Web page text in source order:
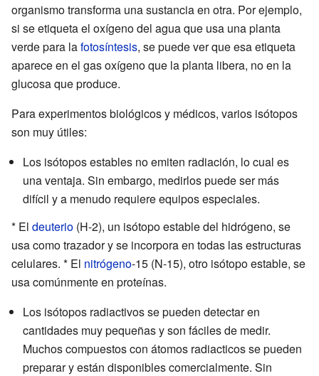
organismo transforma una sustancia en otra. Por ejemplo,
si se etiqueta el oxígeno del agua que usa una planta
verde para lafotosíntesis, se puede ver que esa etiqueta
aparece en el gas oxígeno que la planta libera, no en la
glucosa que produce.
Para experimentos biológicos y médicos, varios isótopos
son muy útiles:
Los isótopos estables no emiten radiación, lo cual es
una ventaja. Sin embargo, medirlos puede ser más
difícil y a menudo requiere equipos especiales.
* El deuterio (H-2), un isótopo estable del hidrógeno, se
usa como trazador y se incorpora en todas las estructuras
celulares. * El nitrógeno-15 (N-15), otro isótopo estable, se
usa comúnmente en proteínas.
Los isótopos radiactivos se pueden detectar en
cantidades muy pequeñas y son fáciles de medir.
Muchos compuestos con átomos radiacticos se pueden
preparar y están disponibles comercialmente. Sin